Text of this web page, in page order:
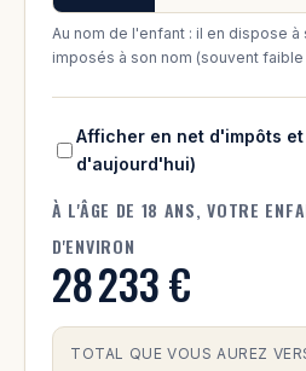
Au nom de l'enfant : il en dispose à
imposés à son nom (souvent
Afficher en net d'impôts
d'aujourd'hui)
À L'ÂGE DE 18 ANS, VOTRE
D'ENVIRON
28 233 €
TOTAL QUE VOUS AUREZ